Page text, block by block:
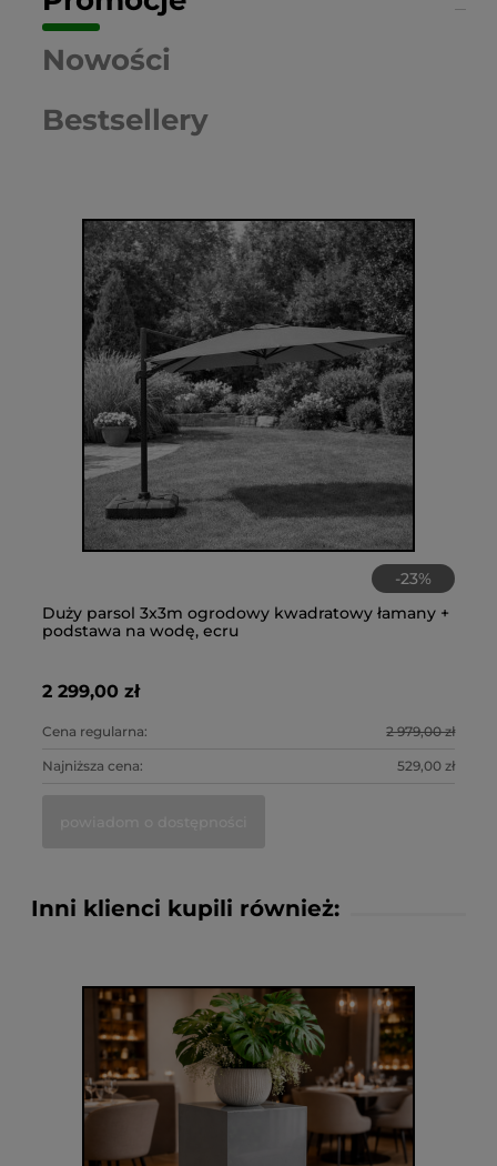
Nowości
Bestsellery
-23%
Duży parsol 3x3m ogrodowy kwadratowy łamany +
podstawa na wodę, ecru
2 299,00 zł
Cena regularna: 2 979,00 zł
Najniższa cena: 529,00 zł
Inni klienci kupili również: